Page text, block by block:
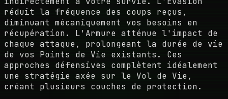
réduit la fréquence des coups reçus,
diminuant mécaniquement vos besoins en
récupération. L'Armure atténue l'impact de
chaque attaque, prolongeant la durée de vie
de vos Points de Vie existants. Ces
approches défensives complètent idéalement
une stratégie axée sur le Vol de Vie,
créant plusieurs couches de protection.